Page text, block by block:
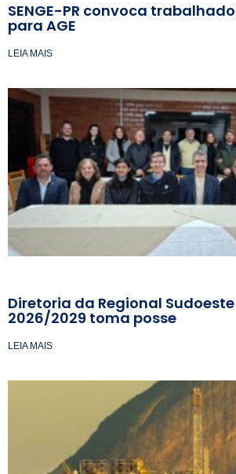
SENGE-PR convoca
para AGE
LEIA MAIS
Diretoria da Regional
2026/2029 toma posse
LEIA MAIS